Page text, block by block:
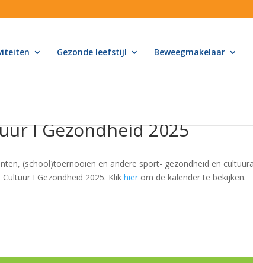
Gezonde leefstijl Beweegmakelaar
I Gezondheid 2025
(school)toernooien en andere sport- gezondheid en
I Gezondheid 2025. Klikhier om de kalender te bekijken.